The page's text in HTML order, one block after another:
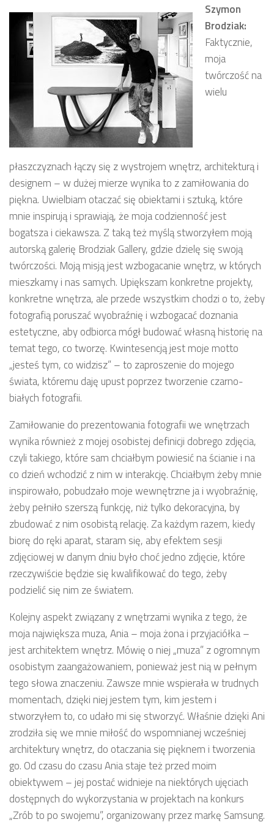
Szymon
Brodziak:
Faktycznie,
moja
twórczość na
wielu
płaszczyznach łączy się z wystrojem wnętrz, architekturą i
designem – w dużej mierze wynika to z zamiłowania do
piękna. Uwielbiam otaczać się obiektami i sztuką, które
mnie inspirują i sprawiają, że moja codzienność jest
bogatsza i ciekawsza. Z taką też myślą stworzyłem moją
autorską galerię Brodziak Gallery, gdzie dzielę się swoją
twórczości. Moją misją jest wzbogacanie wnętrz, w których
mieszkamy i nas samych. Upiększam konkretne projekty,
konkretne wnętrza, ale przede wszystkim chodzi o to, żeby
fotografią poruszać wyobraźnię i wzbogacać doznania
estetyczne, aby odbiorca mógł budować własną historię na
temat tego, co tworzę. Kwintesencją jest moje motto
„jesteś tym, co widzisz” – to zaproszenie do mojego
świata, któremu daję upust poprzez tworzenie czarno-
białych fotografii.
Zamiłowanie do prezentowania fotografii we wnętrzach
wynika również z mojej osobistej definicji dobrego zdjęcia,
czyli takiego, które sam chciałbym powiesić na ścianie i na
co dzień wchodzić z nim w interakcję. Chciałbym żeby mnie
inspirowało, pobudzało moje wewnętrzne ja i wyobraźnię,
żeby pełniło szerszą funkcję, niż tylko dekoracyjna, by
zbudować z nim osobistą relację. Za każdym razem, kiedy
biorę do ręki aparat, staram się, aby efektem sesji
zdjęciowej w danym dniu było choć jedno zdjęcie, które
rzeczywiście będzie się kwalifikować do tego, żeby
podzielić się nim ze światem.
Kolejny aspekt związany z wnętrzami wynika z tego, że
moja największa muza, Ania – moja żona i przyjaciółka –
jest architektem wnętrz. Mówię o niej „muza” z ogromnym
osobistym zaangażowaniem, ponieważ jest nią w pełnym
tego słowa znaczeniu. Zawsze mnie wspierała w trudnych
momentach, dzięki niej jestem tym, kim jestem i
stworzyłem to, co udało mi się stworzyć. Właśnie dzięki Ani
zrodziła się we mnie miłość do wspomnianej wcześniej
architektury wnętrz, do otaczania się pięknem i tworzenia
go. Od czasu do czasu Ania staje też przed moim
obiektywem – jej postać widnieje na niektórych ujęciach
dostępnych do wykorzystania w projektach na konkurs
„Zrób to po swojemu”, organizowany przez markę Samsung.